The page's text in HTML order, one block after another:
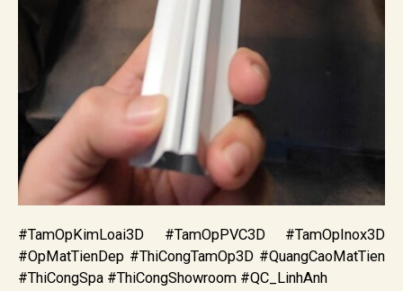
#TamOpKimLoai3D #TamOpPVC3D #TamOpInox3D
#OpMatTienDep #ThiCongTamOp3D #QuangCaoMatTien
#ThiCongSpa #ThiCongShowroom #QC_LinhAnh